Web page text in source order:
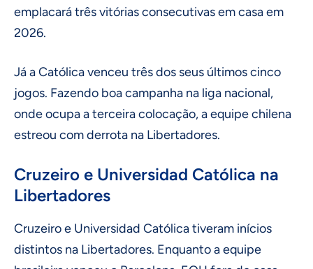
emplacará três vitórias consecutivas em casa em
2026.
Já a Católica venceu três dos seus últimos cinco
jogos. Fazendo boa campanha na liga nacional,
onde ocupa a terceira colocação, a equipe chilena
estreou com derrota na Libertadores.
Cruzeiro e Universidad Católica na
Libertadores
Cruzeiro e Universidad Católica tiveram inícios
distintos na Libertadores. Enquanto a equipe